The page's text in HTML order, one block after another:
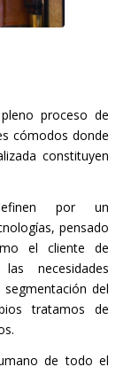
proceso de
cómodos donde
constituyen
por un
pensado
el cliente de
necesidades
del
tratamos de
de todo el